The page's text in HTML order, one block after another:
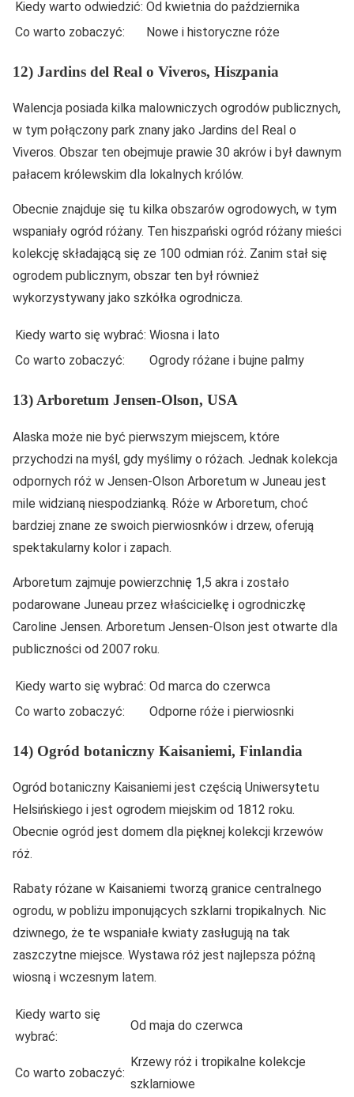
Kiedy warto odwiedzić: Od kwietnia do października
Co warto zobaczyć:
Nowe i historyczne róże
12) Jardins del Real o Viveros, Hiszpania
Walencja posiada kilka malowniczych ogrodów publicznych,
w tym połączony park znany jako Jardins del Real o
Viveros. Obszar ten obejmuje prawie 30 akrów i był dawnym
pałacem królewskim dla lokalnych królów.
Obecnie znajduje się tu kilka obszarów ogrodowych, w tym
wspaniały ogród różany. Ten hiszpański ogród różany mieści
kolekcję składającą się ze 100 odmian róż. Zanim stał się
ogrodem publicznym, obszar ten był również
wykorzystywany jako szkółka ogrodnicza.
Kiedy warto się wybrać: Wiosna i lato
Co warto zobaczyć:
Ogrody różane i bujne palmy
13) Arboretum Jensen-Olson, USA
Alaska może nie być pierwszym miejscem, które
przychodzi na myśl, gdy myślimy o różach. Jednak kolekcja
odpornych róż w Jensen-Olson Arboretum w Juneau jest
mile widzianą niespodzianką. Róże w Arboretum, choć
bardziej znane ze swoich pierwiosnków i drzew, oferują
spektakularny kolor i zapach.
Arboretum zajmuje powierzchnię 1,5 akra i zostało
podarowane Juneau przez właścicielkę i ogrodniczkę
Caroline Jensen. Arboretum Jensen-Olson jest otwarte dla
publiczności od 2007 roku.
Kiedy warto się wybrać: Od marca do czerwca
Co warto zobaczyć:
Odporne róże i pierwiosnki
14) Ogród botaniczny Kaisaniemi, Finlandia
Ogród botaniczny Kaisaniemi jest częścią Uniwersytetu
Helsińskiego i jest ogrodem miejskim od 1812 roku.
Obecnie ogród jest domem dla pięknej kolekcji krzewów
róż.
Rabaty różane w Kaisaniemi tworzą granice centralnego
ogrodu, w pobliżu imponujących szklarni tropikalnych. Nic
dziwnego, że te wspaniałe kwiaty zasługują na tak
zaszczytne miejsce. Wystawa róż jest najlepsza późną
wiosną i wczesnym latem.
Kiedy warto się
wybrać:
Od maja do czerwca
Co warto zobaczyć:
Krzewy róż i tropikalne kolekcje
szklarniowe